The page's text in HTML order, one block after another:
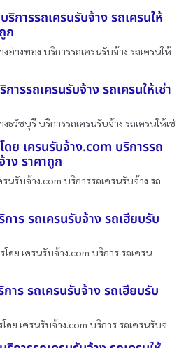
การรถเครนรับจ้าง รถเครนให้
ก
อ่างทอง บริการรถเครนรับจ้าง รถเครนให้
ารรถเครนรับจ้าง รถเครนให้เช่า
ธวัชบุรี บริการรถเครนรับจ้าง รถเครนให้เช่
ดย เครนรับจ้าง.com บริการรถ
าง ราคาถูก
รนรับจ้าง.com บริการรถเครนรับจ้าง รถ
าร รถเครนรับจ้าง รถเฮี๊ยบรับ
ดย เครนรับจ้าง.com บริการ รถเครน
าร รถเครนรับจ้าง รถเฮี๊ยบรับ
ดย เครนรับจ้าง.com บริการ รถเครนรับจ